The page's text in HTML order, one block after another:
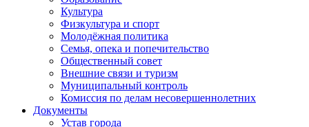
Культура
Физкультура и спорт
Молодёжная политика
Семья, опека и попечительство
Общественный совет
Внешние связи и туризм
Муниципальный контроль
Комиссия по делам несовершеннолетних
Документы
Устав города